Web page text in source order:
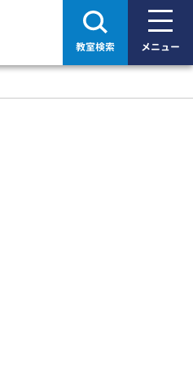
教室検索 メニュー